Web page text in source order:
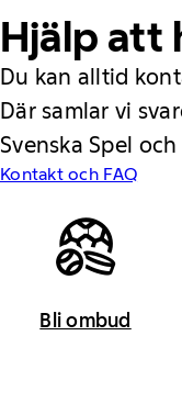
Hjälp att
Du kan alltid
Där samlar vi
Svenska Spel
Kontakt och FAQ
Bli ombud